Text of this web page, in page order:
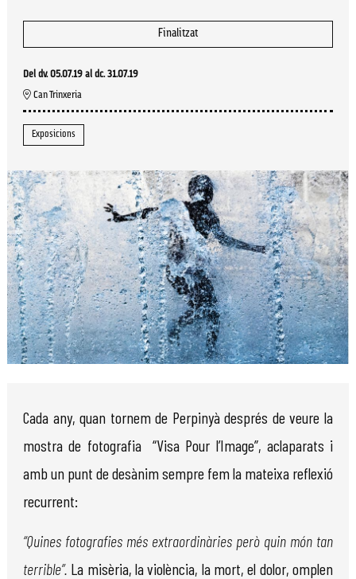
Finalitzat
Del dv. 05.07.19 al dc. 31.07.19
Can Trinxeria
Exposicions
Cada any, quan tornem de Perpinyà després de veure la
mostra de fotografia “Visa Pour l’Image”, aclaparats i
amb un punt de desànim sempre fem la mateixa reflexió
recurrent:
“Quines fotografies més extraordinàries però quin món tan
terrible”. La misèria, la violència, la mort, el dolor, omplen